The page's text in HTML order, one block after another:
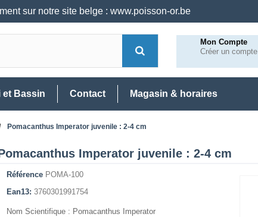
sur notre site belge : www.poisson-or.be
Mon Compte
Créer un compte
et Bassin Contact Magasin & horaires
Pomacanthus Imperator juvenile : 2-4 cm
Imperator juvenile : 2-4 cm
Référence POMA-100
Ean13: 3760301991754
Nom Scientifique : Pomacanthus Imperator